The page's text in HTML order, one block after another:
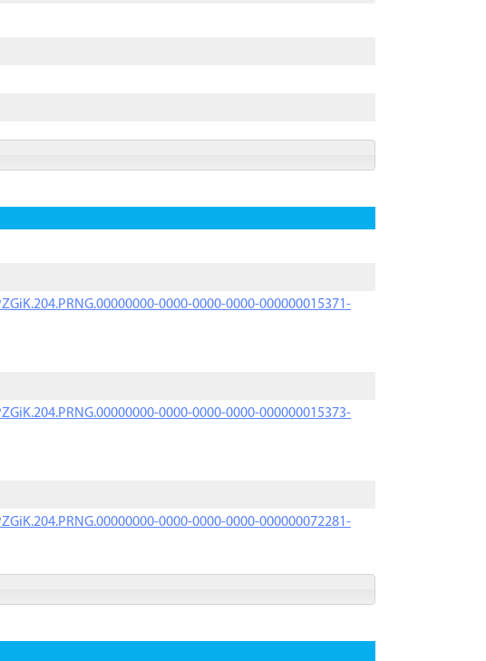
0000-0000-0000-000000015371-
0000-0000-0000-000000015373-
0000-0000-0000-000000072281-